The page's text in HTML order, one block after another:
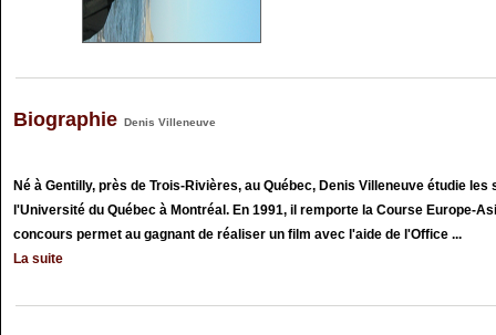
Biographie Denis Villeneuve
Né à Gentilly, près de Trois-Rivières, au Québec, Denis Villeneuve étudie
l'Université du Québec à Montréal. En 1991, il remporte la Course Europe-
concours permet au gagnant de réaliser un film avec l'aide de l'Office ...
La suite